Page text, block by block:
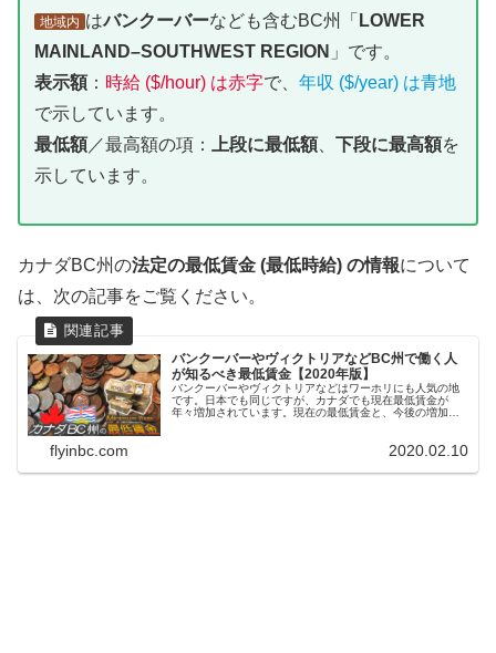
地域内 はバンクーバーなども含むBC州「 LOWER
MAINLAND–SOUTHWEST REGION 」です。
表示額： 時給 ($/hour) は赤字で、 年収 ($/year) は青地
で示しています。
最低額／最高額の項： 上段に最低額、 下段に最高額を
示しています。
カナダBC州の法定の最低賃金 (最低時給) の情報について
は、次の記事をご覧ください。
バンクーバーやヴィクトリアなどBC州で働く人
が知るべき最低賃金【2020年版】
バンクーバーやヴィクトリアなどはワーホリにも人気の地
です。日本でも同じですが、カナダでも現在最低賃金が
年々増加されています。現在の最低賃金と、今後の増加計
flyinbc.com 2020.02.10